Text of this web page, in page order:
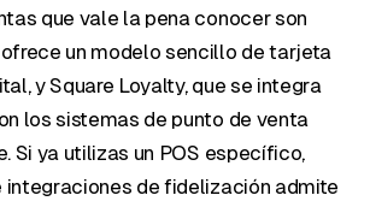
que vale la pena conocer son
un modelo sencillo de tarjeta
y Square Loyalty, que se integra
los sistemas de punto de venta
Si ya utilizas un POS específico,
integraciones de fidelización admite